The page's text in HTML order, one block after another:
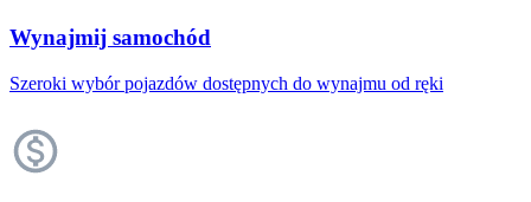
Wynajmij samochód
Szeroki wybór pojazdów dostępnych do wynajmu od ręki